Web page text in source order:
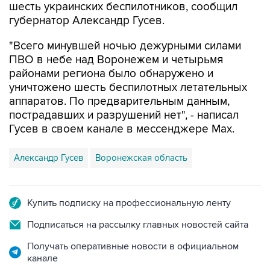
шесть украинских беспилотников, сообщил
губернатор Александр Гусев.
"Всего минувшей ночью дежурными силами
ПВО в небе над Воронежем и четырьмя
районами региона было обнаружено и
уничтожено шесть беспилотных летательных
аппаратов. По предварительным данным,
пострадавших и разрушений нет", - написал
Гусев в своем канале в мессенджере Max.
Александр Гусев Воронежская область
Купить подписку на профессиональную ленту
Подписаться на рассылку главных новостей сайта
Получать оперативные новости в официальном
канале